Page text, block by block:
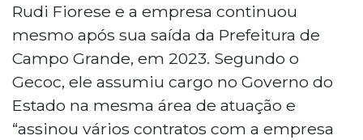
Rudi Fiorese e a empresa continuou
mesmo após sua saída da Prefeitura de
Campo Grande, em 2023. Segundo o
Gecoc, ele assumiu cargo no Governo do
Estado na mesma área de atuação e
“assinou vários contratos com a empresa